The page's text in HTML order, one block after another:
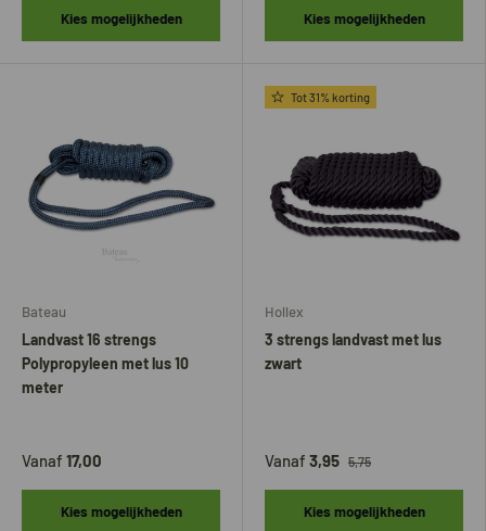
Kies mogelijkheden Kies mogelijkheden
Bateau
Landvast 16 strengs
Polypropyleen met lus 10
meter
Vanaf 17,00
Kies mogelijkheden
Tot 31% korting
Hollex
3 strengs landvast met lus
zwart
Vanaf 3,95 5,75
Kies mogelijkheden